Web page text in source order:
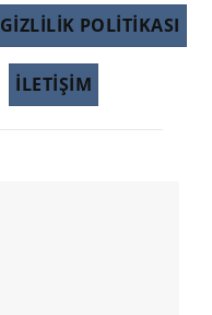
GIZLILIK POLITIKASI
İLETİŞİM